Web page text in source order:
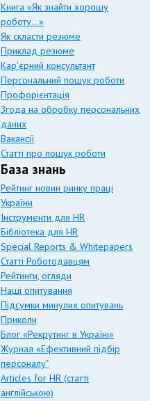
Книга «Як знайти хорошу
роботу…»
Як скласти резюме
Приклад резюме
Кар'єрний консультант
Персональний пошук роботи
Профорієнтація
Згода на обробку персональних
даних
Вакансії
Статті про пошук роботи
База знань
Рейтинг новин ринку праці
України
Інструменти для HR
Бібліотека для HR
Special Reports & Whitepapers
Статті Роботодавцям
Рейтинги, огляди
Наші опитування
Підсумки минулих опитувань
Приколи
Блог «Рекрутинг в Україні»
Журнал «Ефективний підбір
персоналу"
Articles for HR (статті
англійською)